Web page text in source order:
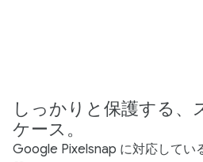
しっかりと保護する、
ケース。
Google Pixelsnap に対応してい